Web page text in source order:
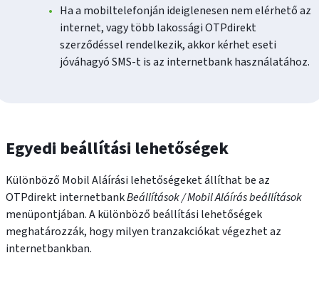
Ha a mobiltelefonján ideiglenesen nem elérhető az
internet, vagy több lakossági OTPdirekt
szerződéssel rendelkezik, akkor kérhet eseti
jóváhagyó SMS-t is az internetbank használatához.
Egyedi beállítási lehetőségek
Különböző Mobil Aláírási lehetőségeket állíthat be az
OTPdirekt internetbankBeállítások / Mobil Aláírás beállítások
menüpontjában. A különböző beállítási lehetőségek
meghatározzák, hogy milyen tranzakciókat végezhet az
internetbankban.